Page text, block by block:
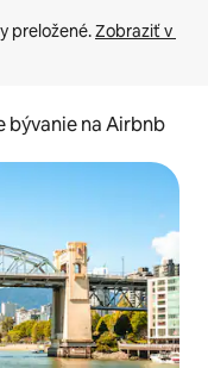
preložené. Zobraziť v
bývanie na Airbnb